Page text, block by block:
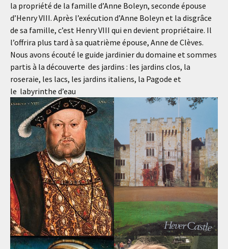
la propriété de la famille d’Anne Boleyn, seconde épouse
d’Henry VIII. Après l’exécution d’Anne Boleyn et la disgrâce
de sa famille, c’est Henry VIII qui en devient propriétaire. Il
l’offrira plus tard à sa quatrième épouse, Anne de Clèves.
Nous avons écouté le guide jardinier du domaine et sommes
partis à la découverte des jardins : les jardins clos, la
roseraie, les lacs, les jardins italiens, la Pagode et
le labyrinthe d’eau